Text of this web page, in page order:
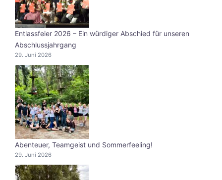
Entlassfeier 2026 – Ein würdiger Abschied für unseren
Abschlussjahrgang
29. Juni 2026
Abenteuer, Teamgeist und Sommerfeeling!
29. Juni 2026